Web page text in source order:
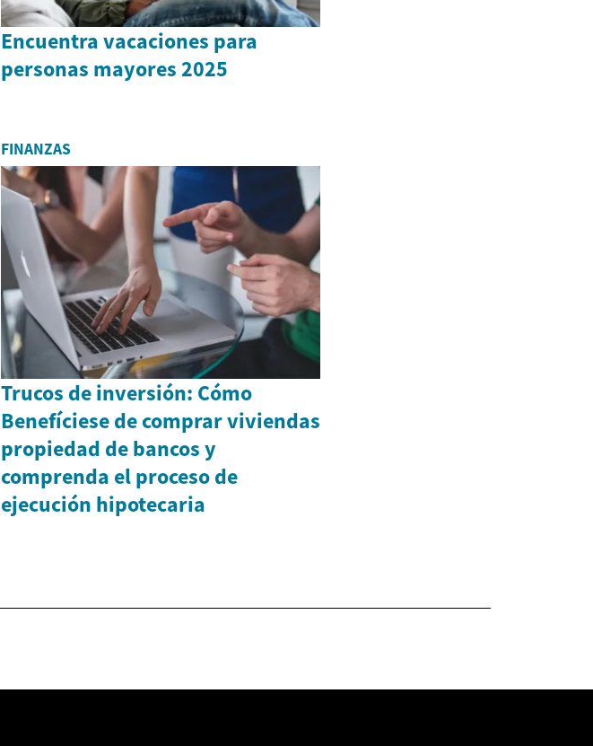
Encuentra vacaciones para
personas mayores 2025
FINANZAS
Trucos de inversión: Cómo
Benefíciese de comprar viviendas
propiedad de bancos y
comprenda el proceso de
ejecución hipotecaria